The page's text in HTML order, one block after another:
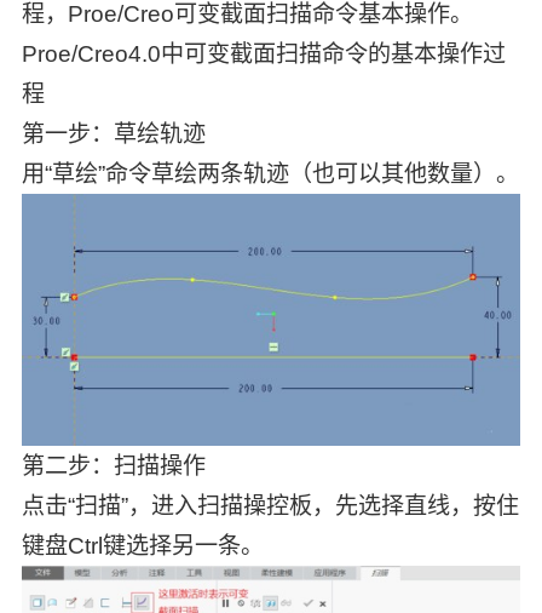
程，Proe/Creo可变截面扫描命令基本操作。
Proe/Creo4.0中可变截面扫描命令的基本操作过
程
第一步：草绘轨迹
用“草绘”命令草绘两条轨迹（也可以其他数量）。
第二步：扫描操作
点击“扫描”，进入扫描操控板，先选择直线，按住
键盘Ctrl键选择另一条。